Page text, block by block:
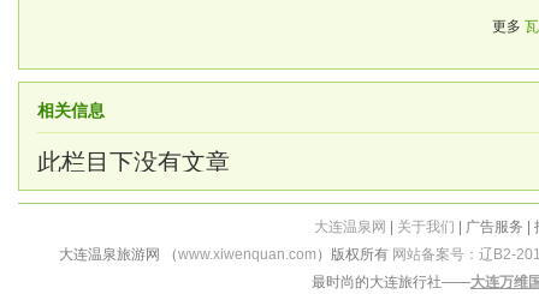
更多
相关信息
此栏目下没有文章
大连温泉网 关于我们 | 广告服务 |
大连温泉旅游网 （www.xiwenquan.com ）版权所有 网站备案号：辽B2-
最时尚的大连旅行社——大连万维